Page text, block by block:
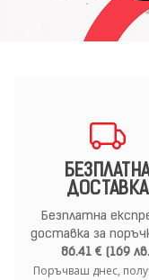
ДОСТАВКА
Безплатна
доставка за
86.41 € (169
Поръчваш днес,